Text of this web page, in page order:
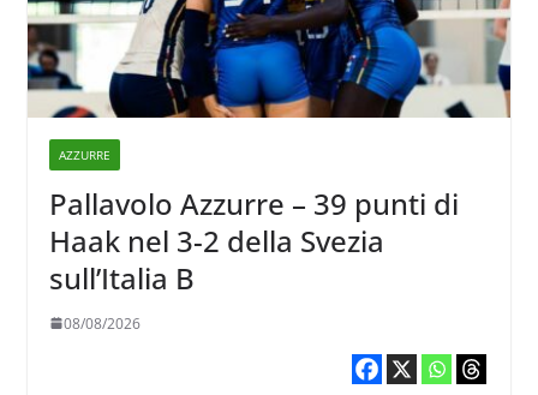
AZZURRE
Pallavolo Azzurre – 39 punti di
Haak nel 3-2 della Svezia
sull’Italia B
08/08/2026